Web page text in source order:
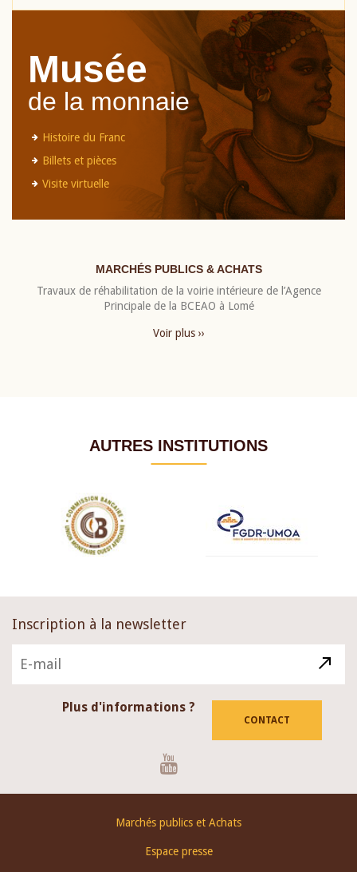
Musée
de la monnaie
Histoire du Franc
Billets et pièces
Visite virtuelle
MARCHÉS PUBLICS & ACHATS
Travaux de réhabilitation de la voirie intérieure de l’Agence
Principale de la BCEAO à Lomé
Voir plus ››
AUTRES INSTITUTIONS
Inscription à la newsletter
Plus d'informations ?
CONTACT
Marchés publics et Achats
Espace presse